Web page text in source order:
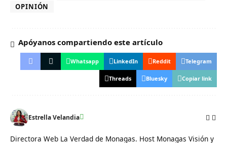
OPINIÓN
Apóyanos compartiendo este artículo
Whatsapp LinkedIn Reddit Telegram
Threads Bluesky Copiar link
Estrella Velandia
Directora Web La Verdad de Monagas. Host Monagas Visión y